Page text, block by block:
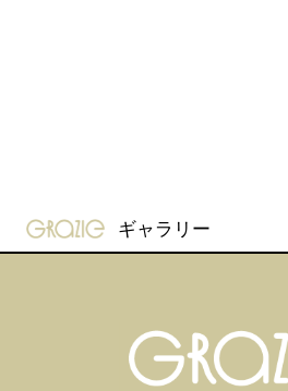
gravure-grazie
ギャラリー